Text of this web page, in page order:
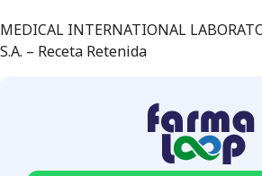
MEDICAL INTERNATIONAL
S.A. – Receta Retenida